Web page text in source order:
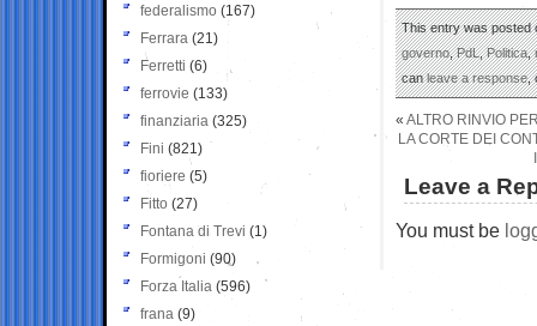
This entry was posted
governo,PdL,Politica,
canleave a response,
« ALTRO RINVIO
LA CORTE DEI
Leave a
You must be
federalismo (167)
Ferrara (21)
Ferretti (6)
ferrovie (133)
finanziaria (325)
Fini (821)
fioriere (5)
Fitto (27)
Fontana di Trevi (1)
Formigoni (90)
Forza Italia (596)
frana (9)